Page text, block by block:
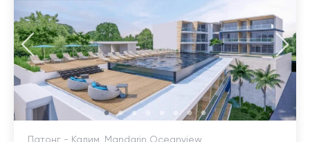
Патонг - Калим, Mandarin Oceanview